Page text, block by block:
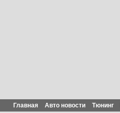
Главная Авто новости Тюнинг